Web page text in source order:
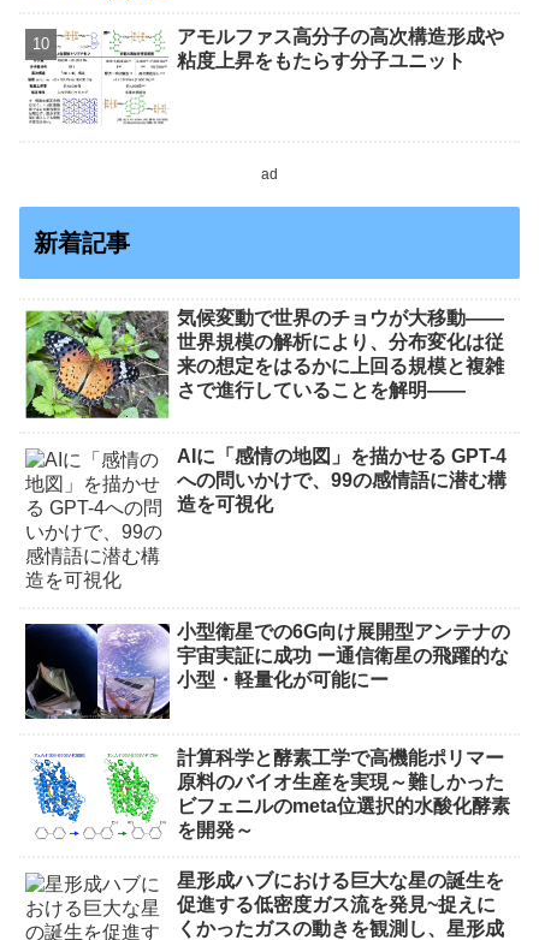
アモルファス高分子の高次構造形成や
粘度上昇をもたらす分子ユニット
ad
新着記事
気候変動で世界のチョウが大移動――
世界規模の解析により、分布変化は従
来の想定をはるかに上回る規模と複雑
さで進行していることを解明――
AIに「感情の地図」を描かせる GPT-4
への問いかけで、99の感情語に潜む構
造を可視化
小型衛星での6G向け展開型アンテナの
宇宙実証に成功 ー通信衛星の飛躍的な
小型・軽量化が可能にー
計算科学と酵素工学で高機能ポリマー
原料のバイオ生産を実現～難しかった
ビフェニルのmeta位選択的水酸化酵素
を開発～
星形成ハブにおける巨大な星の誕生を
促進する低密度ガス流を発見~捉えに
くかったガスの動きを観測し、星形成